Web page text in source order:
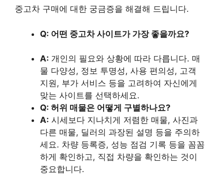
중고차 구매에 대한 궁금증을 해결해 드립니다.
Q: 어떤 중고차 사이트가 가장 좋을까요?
A: 개인의 필요와 상황에 따라 다릅니다. 매
물 다양성, 정보 투명성, 사용 편의성, 고객
지원, 부가 서비스 등을 고려하여 자신에게
맞는 사이트를 선택하세요.
Q: 허위 매물은 어떻게 구별하나요?
A: 시세보다 지나치게 저렴한 매물, 사진과
다른 매물, 딜러의 과장된 설명 등을 주의하
세요. 차량 등록증, 성능 점검 기록 등을 꼼꼼
하게 확인하고, 직접 차량을 확인하는 것이
중요합니다.